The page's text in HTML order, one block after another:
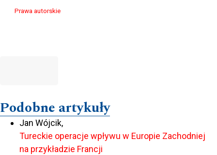
Prawa autorskie
Podobne artykuły
Jan Wójcik,
Tureckie operacje wpływu w Europie Zachodniej
na przykładzie Francji